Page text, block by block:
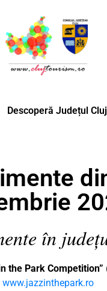
Descoperă Județul Cluj
în
the Park Competition”
www.jazzinthepark.ro